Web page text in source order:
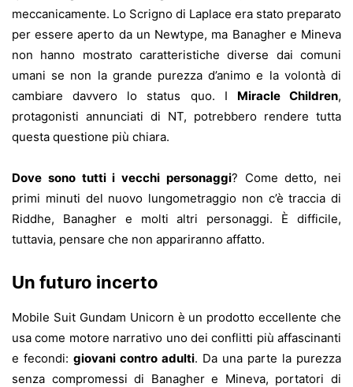
meccanicamente. Lo Scrigno di Laplace era stato preparato
per essere aperto da un Newtype, ma Banagher e Mineva
non hanno mostrato caratteristiche diverse dai comuni
umani se non la grande purezza d’animo e la volontà di
cambiare davvero lo status quo. I Miracle Children,
protagonisti annunciati di NT, potrebbero rendere tutta
questa questione più chiara.
Dove sono tutti i vecchi personaggi? Come detto, nei
primi minuti del nuovo lungometraggio non c’è traccia di
Riddhe, Banagher e molti altri personaggi. È difficile,
tuttavia, pensare che non appariranno affatto.
Un futuro incerto
Mobile Suit Gundam Unicorn è un prodotto eccellente che
usa come motore narrativo uno dei conflitti più affascinanti
e fecondi: giovani contro adulti. Da una parte la purezza
senza compromessi di Banagher e Mineva, portatori di